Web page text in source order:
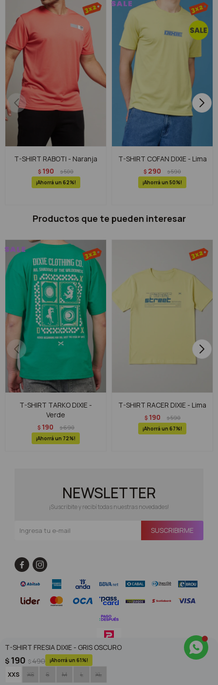
T-SHIRT FRESIA DIXIE - GRIS OSCURO
$ 190 $490 61
XXS XS S M L XL
T-SHIRT RABOTI - Naranja
$ 190 $500
62
T-SHIRT COFAN DIXIE - Lima
$ 290 $590
50
Productos que te pueden interesar
T-SHIRT TARKO DIXIE -
Verde
$ 190 $690
72
T-SHIRT RACER DIXIE - Lima
$ 190 $590
67
NEWSLETTER
¡Suscribite y recibí todas nuestras novedades!
SUSCRIBIRME
 
© Copyright 2026 / Superoutlet / FORTER S.A Rut 213720560017